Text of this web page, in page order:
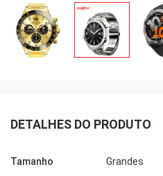
DETALHES DO PRODUTO
Tamanho Grandes